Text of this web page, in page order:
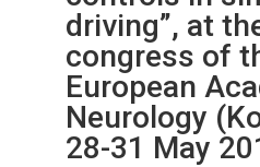
driving”, at
congress of
European
Neurology
28-31 May